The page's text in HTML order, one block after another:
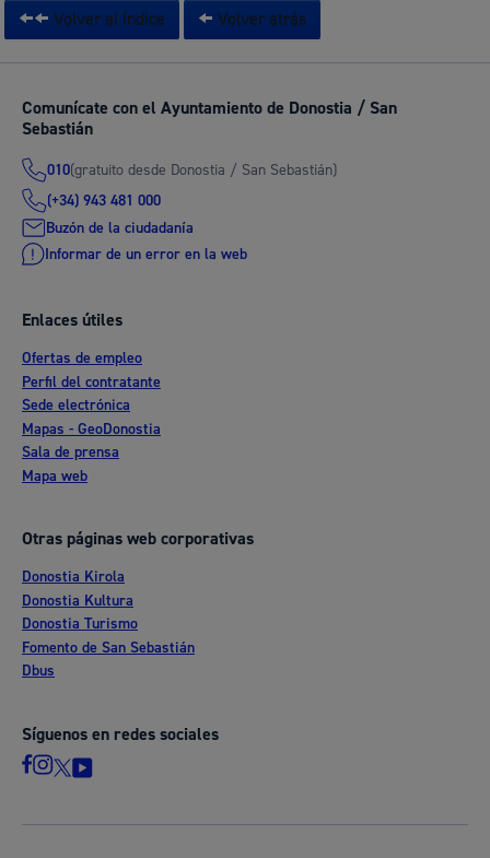
Volver al índice Volver atrás
Comunícate con el Ayuntamiento de Donostia / San
Sebastián
010(gratuito desde Donostia / San Sebastián)
(+34) 943 481 000
Buzón de la ciudadanía
Informar de un error en la web
Enlaces útiles
Ofertas de empleo
Perfil del contratante
Sede electrónica
Mapas - GeoDonostia
Sala de prensa
Mapa web
Otras páginas web corporativas
Donostia Kirola
Donostia Kultura
Donostia Turismo
Fomento de San Sebastián
Dbus
Síguenos en redes sociales